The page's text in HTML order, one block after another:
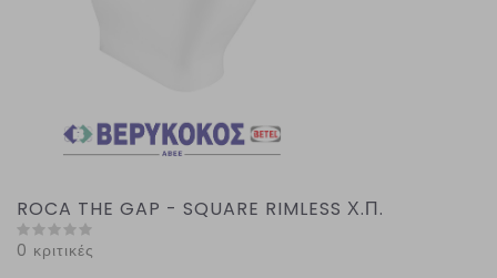
ROCA THE GAP - SQUARE RIMLESS Χ.Π.
0 κριτικές